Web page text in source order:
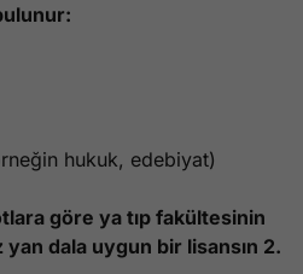
hukuk, edebiyat)
göre ya tıp fakültesinin
yan dala uygun bir lisansın 2.